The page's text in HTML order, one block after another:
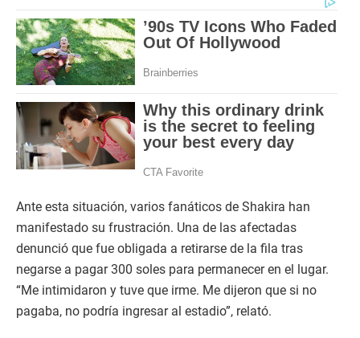
Ante esta situación, varios fanáticos de Shakira han
manifestado su frustración. Una de las afectadas
denunció que fue obligada a retirarse de la fila tras
negarse a pagar 300 soles para permanecer en el lugar.
“Me intimidaron y tuve que irme. Me dijeron que si no
pagaba, no podría ingresar al estadio”, relató.